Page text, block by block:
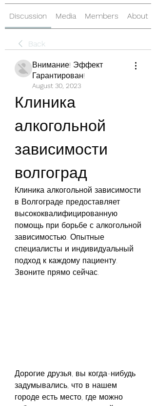
Discussion Media Members About
Back
Внимание! Эффект
Гарантирован!
August 30, 2023
Клиника
алкогольной
зависимости
волгоград
Клиника алкогольной зависимости
в Волгограде предоставляет
высококвалифицированную
помощь при борьбе с алкогольной
зависимостью. Опытные
специалисты и индивидуальный
подход к каждому пациенту.
Звоните прямо сейчас.
Дорогие друзья, вы когда-нибудь
задумывались, что в нашем
городе есть место, где можно